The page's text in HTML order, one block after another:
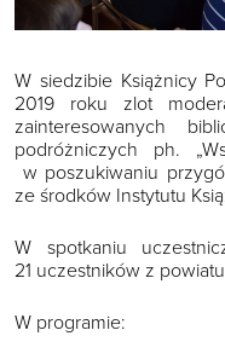
W siedzibie Książnicy
2019 roku zlot
zainteresowanych
podróżniczych ph.
w poszukiwaniu
ze środków Instytutu
W spotkaniu
21 uczestników z
W programie: